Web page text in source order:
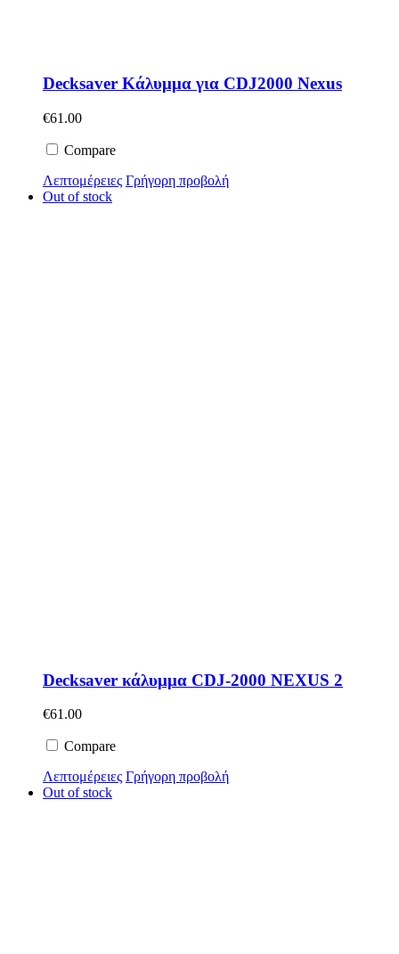
Decksaver Κάλυμμα για CDJ2000 Nexus
€61.00
Compare
Λεπτομέρειες Γρήγορη προβολή
Out of stock
Decksaver κάλυμμα CDJ-2000 NEXUS 2
€61.00
Compare
Λεπτομέρειες Γρήγορη προβολή
Out of stock